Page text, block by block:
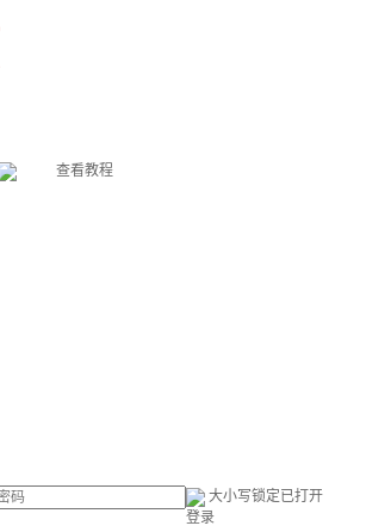
查看教程
大小写锁定已打开
登录